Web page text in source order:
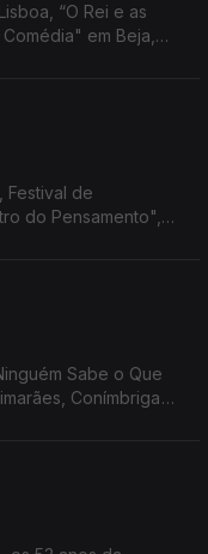
“O Rei e as
em Beja,
Festival de
do Pensamento",
Sabe o Que
Conímbriga